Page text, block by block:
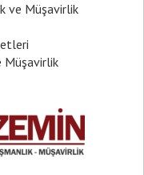
ve Müşavirlik
Müşavirlik